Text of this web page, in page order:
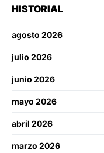
HISTORIAL
agosto 2026
julio 2026
junio 2026
mayo 2026
abril 2026
marzo 2026